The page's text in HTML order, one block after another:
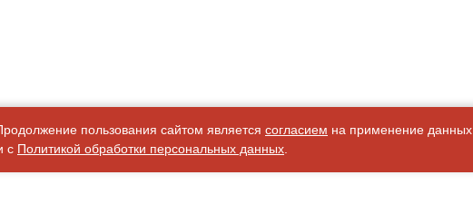
пользования сайтом является согласием на применение данных
с Политикой обработки персональных данных